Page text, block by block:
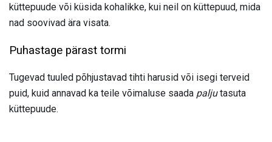
küttepuude või küsida kohalikke, kui neil on küttepuud, mida
nad soovivad ära visata.
Puhastage pärast tormi
Tugevad tuuled põhjustavad tihti harusid või isegi terveid
puid, kuid annavad ka teile võimaluse saada paljutasuta
küttepuude.